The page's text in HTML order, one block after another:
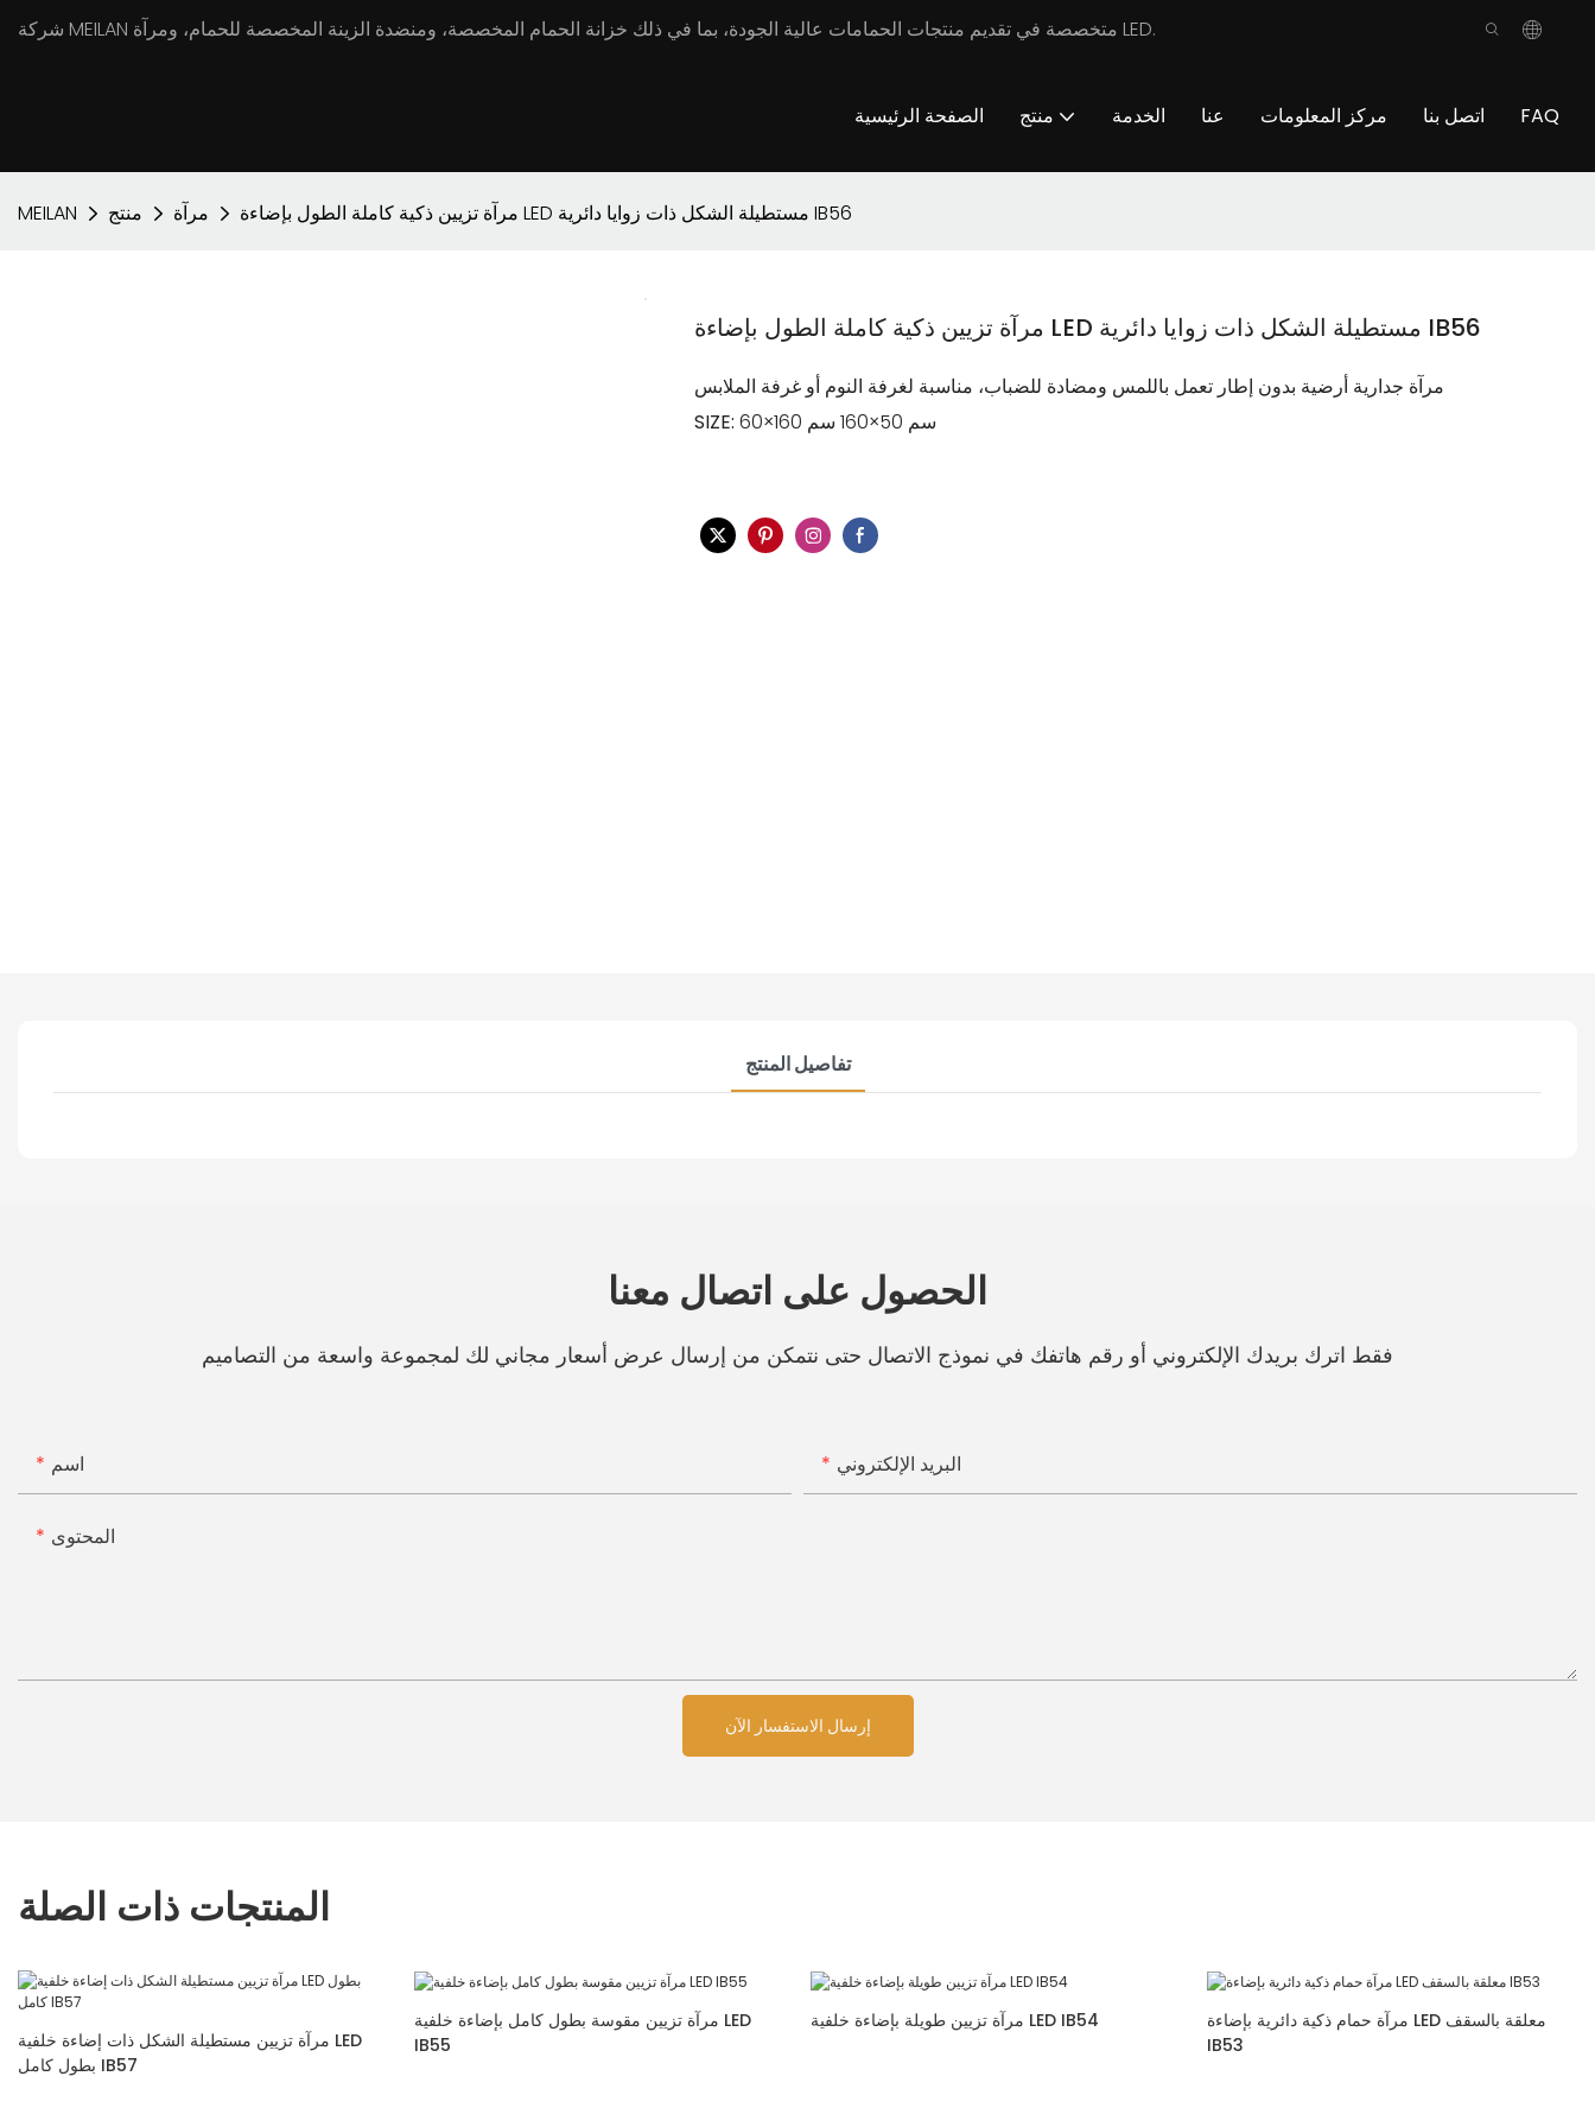
شركة MEILAN متخصصة في تقديم منتجات الحمامات عالية الجودة، بما في ذلك خزانة الحمام المخصصة، ومنضدة الزينة المخصصة للحمام، ومرآة LED.
الصفحة الرئيسية منتج الخدمة عنا مركز المعلومات اتصل بنا FAQ
MEILAN منتج مرآة مرآة تزيين ذكية كاملة الطول بإضاءة LED مستطيلة الشكل ذات زوايا دائرية IB56
مرآة تزيين ذكية كاملة الطول بإضاءة LED مستطيلة الشكل ذات زوايا دائرية IB56
مرآة جدارية أرضية بدون إطار تعمل باللمس ومضادة للضباب، مناسبة لغرفة النوم أو غرفة الملابس
SIZE:
60×160 سم 50×160 سم
تفاصيل المنتج
الحصول على اتصال معنا
فقط اترك بريدك الإلكتروني أو رقم هاتفك في نموذج الاتصال حتى نتمكن من إرسال عرض أسعار مجاني لك لمجموعة واسعة من التصاميم
اسم البريد الإلكتروني
المحتوى
إرسال الاستفسار الآن
المنتجات ذات الصلة
مرآة تزيين مستطيلة الشكل ذات إضاءة خلفية LED
بطول كامل IB57
مرآة تزيين مقوسة بطول كامل بإضاءة خلفية LED
IB55
مرآة تزيين طويلة بإضاءة خلفية LED IB54
مرآة حمام ذكية دائرية بإضاءة LED معلقة بالسقف
IB53